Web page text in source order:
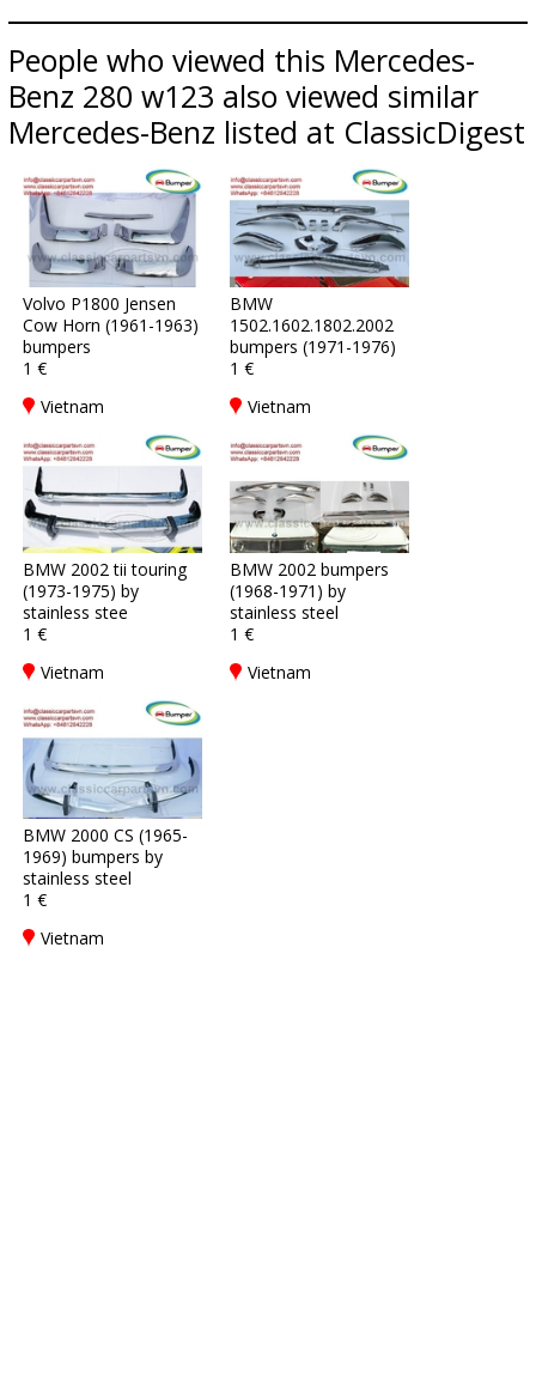
People who viewed this Mercedes-
Benz 280 w123 also viewed similar
Mercedes-Benz listed at ClassicDigest
Volvo P1800 Jensen
Cow Horn (1961-1963)
bumpers
1 €
Vietnam
BMW
1502.1602.1802.2002
bumpers (1971-1976)
1 €
Vietnam
BMW 2002 tii touring
(1973-1975) by
stainless stee
1 €
Vietnam
BMW 2002 bumpers
(1968-1971) by
stainless steel
1 €
Vietnam
BMW 2000 CS (1965-
1969) bumpers by
stainless steel
1 €
Vietnam